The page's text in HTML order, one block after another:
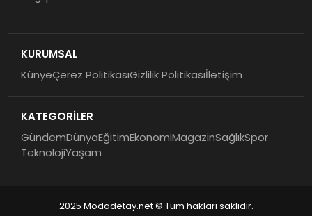
KURUMSAL
KünyeÇerez PolitikasıGizlilik Politikasıİletişim
KATEGORİLER
GündemDünyaEğitimEkonomiMagazinSağlıkSpor
TeknolojiYaşam
2025 Modadetay.net © Tüm hakları saklıdır.